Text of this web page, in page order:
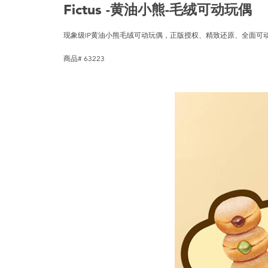
Fictus -黄油小熊-毛绒可动玩偶
现象级IP黄油小熊毛绒可动玩偶，正版授权、精致还原、全面可
商品# 63223